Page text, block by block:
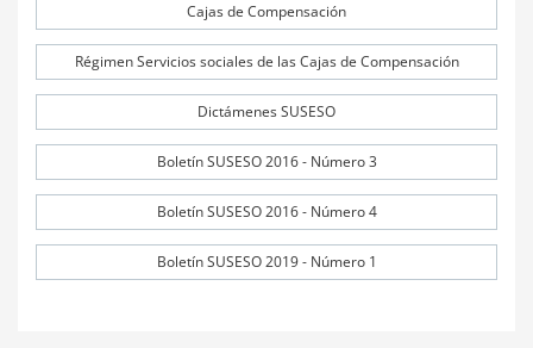
Cajas de Compensación
Régimen Servicios sociales de las Cajas de Compensación
Dictámenes SUSESO
Boletín SUSESO 2016 - Número 3
Boletín SUSESO 2016 - Número 4
Boletín SUSESO 2019 - Número 1